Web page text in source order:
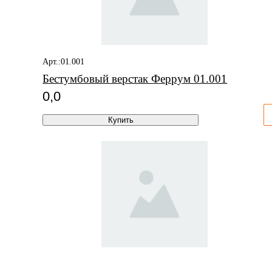
Арт.:01.001
Бестумбовый верстак Феррум 01.001
0,0
Купить